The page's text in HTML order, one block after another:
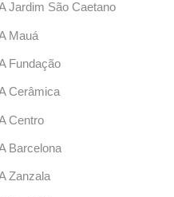
Jardim São Caetano
Mauá
Fundação
Cerâmica
Centro
Barcelona
Zanzala